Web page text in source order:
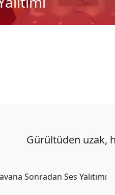
Gürültüden uzak,